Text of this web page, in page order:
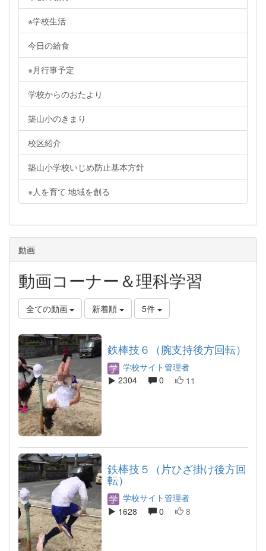
※学校生活
今日の給食
※月行事予定
学校からのおたより
築山小のきまり
校区紹介
築山小学校いじめ防止基本方針
※人を育て 地域を創る
動画
動画コーナー＆理科学習
全ての動画 新着順 5件
鉄棒技６（腕支持後方回転）
学校サイト管理者
2304
0 11
鉄棒技５（片ひざ掛け後方回
転）
学校サイト管理者
1628
0 8